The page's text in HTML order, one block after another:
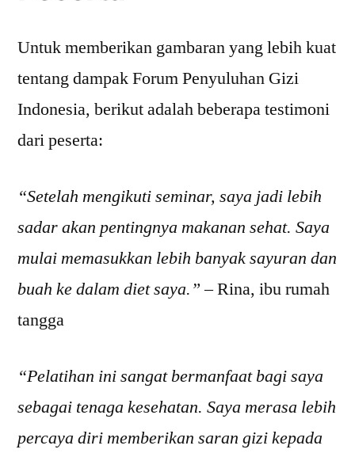
Untuk memberikan gambaran yang lebih kuat
tentang dampak Forum Penyuluhan Gizi
Indonesia, berikut adalah beberapa testimoni
dari peserta:
“Setelah mengikuti seminar, saya jadi lebih
sadar akan pentingnya makanan sehat. Saya
mulai memasukkan lebih banyak sayuran dan
buah ke dalam diet saya.”– Rina, ibu rumah
tangga
“Pelatihan ini sangat bermanfaat bagi saya
sebagai tenaga kesehatan. Saya merasa lebih
percaya diri memberikan saran gizi kepada